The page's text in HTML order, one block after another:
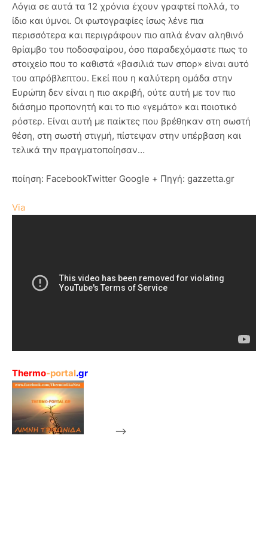
Λόγια σε αυτά τα 12 χρόνια έχουν γραφτεί πολλά, το
ίδιο και ύμνοι. Οι φωτογραφίες ίσως λένε πια
περισσότερα και περιγράφουν πιο απλά έναν αληθινό
θρίαμβο του ποδοσφαίρου, όσο παραδεχόμαστε πως το
στοιχείο που το καθιστά «βασιλιά των σπορ» είναι αυτό
του απρόβλεπτου. Εκεί που η καλύτερη ομάδα στην
Ευρώπη δεν είναι η πιο ακριβή, ούτε αυτή με τον πιο
διάσημο προπονητή και το πιο «γεμάτο» και ποιοτικό
ρόστερ. Είναι αυτή με παίκτες που βρέθηκαν στη σωστή
θέση, στη σωστή στιγμή, πίστεψαν στην υπέρβαση και
τελικά την πραγματοποίησαν…
ποίηση: FacebookTwitter Google + Πηγή: gazzetta.gr
Via
Thermo-portal.gr
-->